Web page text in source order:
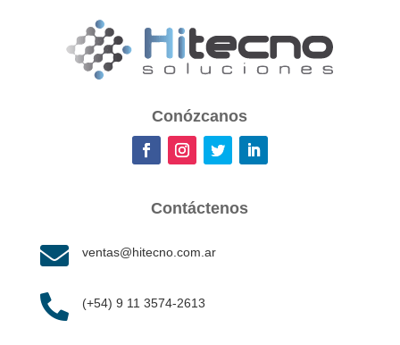
Conózcanos
Contáctenos
 ventas@hitecno.com.ar
 (+54) 9 11 3574-2613